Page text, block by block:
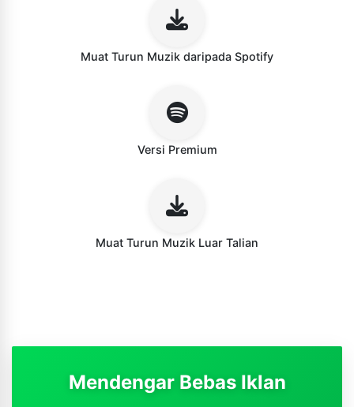
Muat Turun Muzik daripada Spotify
Versi Premium
Muat Turun Muzik Luar Talian
Mendengar Bebas Iklan